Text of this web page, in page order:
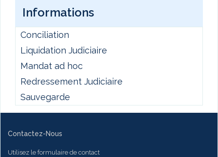
Informations
Conciliation
Liquidation Judiciaire
Mandat ad hoc
Redressement Judiciaire
Sauvegarde
Contactez-Nous
Utilisez le formulaire de contact